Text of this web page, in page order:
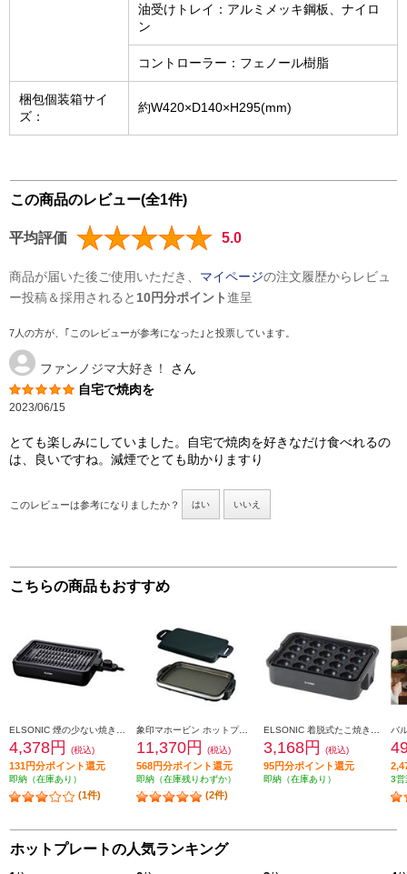
油受けトレイ：アルミメッキ鋼板、ナイロ
ン
コントローラー：フェノール樹脂
梱包個装箱サイ
ズ：
約W420×D140×H295(mm)
この商品のレビュー(全1件)
平均評価 5.0
商品が届いた後ご使用いただき、 マイページの注文履歴からレビュ
ー投稿＆採用されると 10円分ポイント進呈
7人の方が、｢このレビューが参考になった｣と投票しています。
ファンノジマ大好き！
さん
自宅で焼肉を
2023/06/15
とても楽しみにしていました。自宅で焼肉を好きなだけ食べれるの
は、良いですね。減煙でとても助かりますり
このレビューは参考になりましたか？ はい いいえ
こちらの商品もおすすめ
4,378円 (税込)
131円分ポイント還元
即納（在庫あり）
(1件)
象印マホービン ホットプレート［ やきやき］[１枚タイプ/大型/遠赤ワイド横長大型平面プレート] EA-DF10
11,370円 (税込)
568円分ポイント還元
即納（在庫残りわずか）
(2件)
3,168円 (税込)
95円分ポイント還元
即納（在庫あり） 3営
ホットプレートの人気ランキング